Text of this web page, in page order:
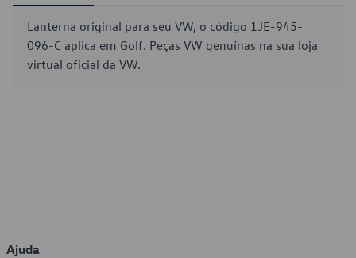
Lanterna original para seu VW, o código 1JE-945-
096-C aplica em Golf. Peças VW genuínas na sua loja
virtual oficial da VW.
Ajuda